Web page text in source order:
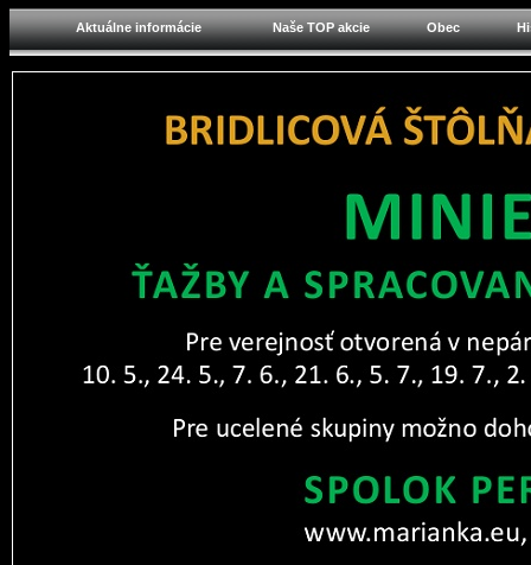
Aktuálne informácie Naše TOP akcie Obec